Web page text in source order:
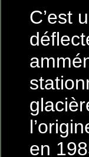
C’est
en